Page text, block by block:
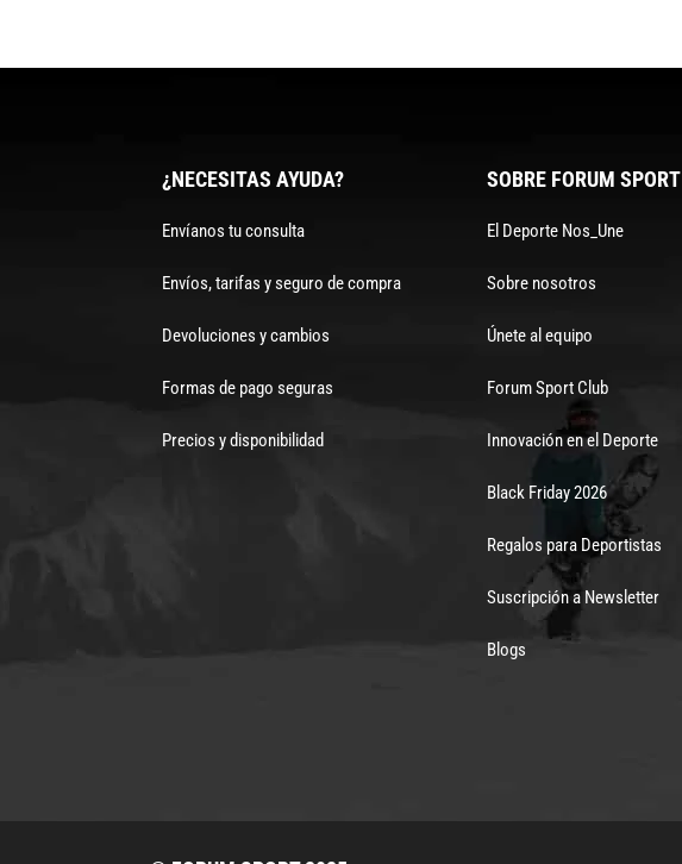
¿NECESITAS AYUDA?
Envíanos tu consulta
Envíos, tarifas y seguro de compra
Devoluciones y cambios
Formas de pago seguras
Precios y disponibilidad
SOBRE FORUM SPORT
El Deporte Nos_Une
Sobre nosotros
Únete al equipo
Forum Sport Club
Innovación en el Deporte
Black Friday 2026
Regalos para Deportistas
Suscripción a Newsletter
Blogs